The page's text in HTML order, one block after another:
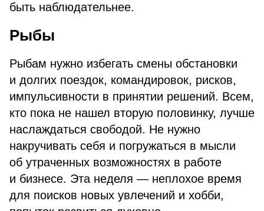
быть наблюдательнее.
Рыбы
Рыбам нужно избегать смены обстановки
и долгих поездок, командировок, рисков,
импульсивности в принятии решений. Всем,
кто пока не нашел вторую половинку, лучше
наслаждаться свободой. Не нужно
накручивать себя и погружаться в мысли
об утраченных возможностях в работе
и бизнесе. Эта неделя — неплохое время
для поисков новых увлечений и хобби,